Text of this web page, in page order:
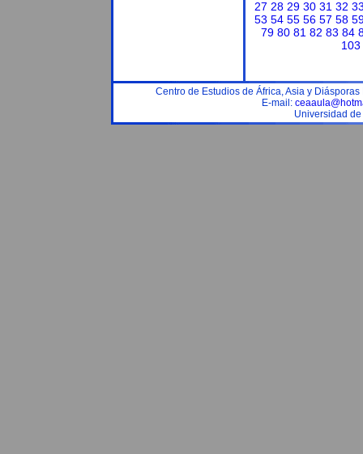
27 28 29 30 31 32
53 54 55 56 57 58
79 80 81 82 83 84
103
Centro de Estudios de África, Asia y
E-mail:
Universidad